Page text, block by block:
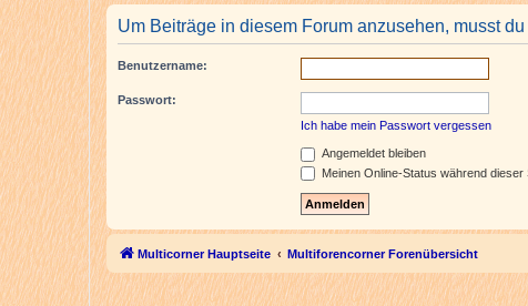
Um Beiträge in diesem Forum anzusehen, musst
Benutzername:
Passwort:
Ich habe mein Passwort vergessen
Angemeldet bleiben
Meinen Online-Status während
Multicorner Hauptseite Multiforencorner Forenübersicht